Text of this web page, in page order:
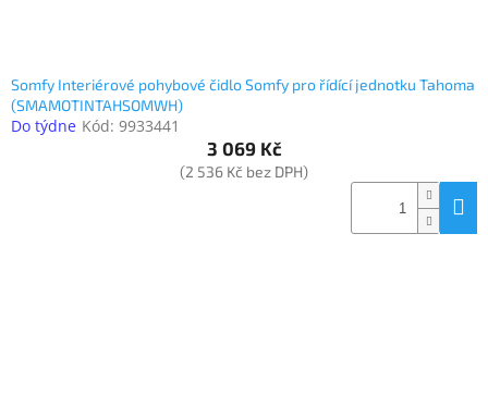
Somfy Interiérové pohybové čidlo Somfy pro řídící jednotku Tahoma
(SMAMOTINTAHSOMWH)
Do týdne Kód: 9933441
3 069 Kč
(2 536 Kč bez DPH)